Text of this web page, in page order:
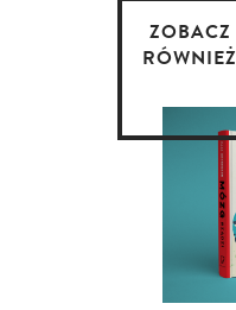
ZOBACZ
RÓWNIEŻ